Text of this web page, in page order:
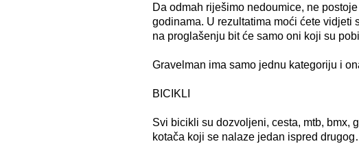
Da odmah riješimo nedoumice, ne
godinama. U rezultatima moći ćete vidjeti
na proglašenju bit će samo oni koji su
Gravelman ima samo jednu kategoriju i
BICIKLI
Svi bicikli su dozvoljeni, cesta, mtb, bmx,
kotača koji se nalaze jedan ispred